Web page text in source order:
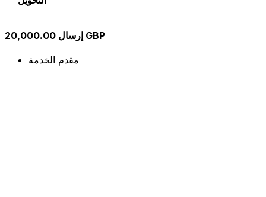
إرسال 20,000.00 GBP
مقدم الخدمة